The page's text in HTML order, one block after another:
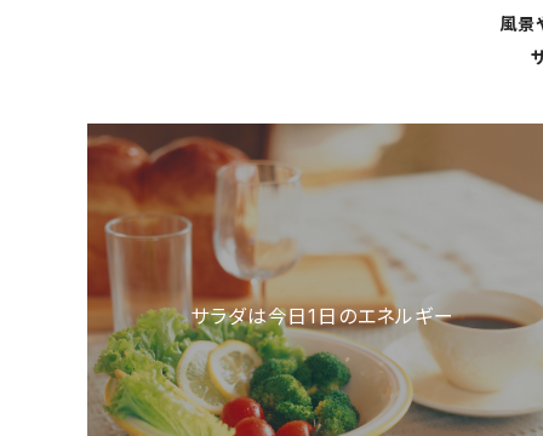
風景
サラダは今日1日のエネルギー